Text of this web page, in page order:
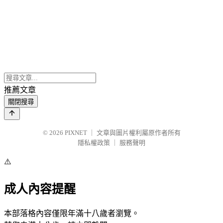
推薦文章
關閉搜尋
© 2026 PIXNET
文章與圖片權利屬原作者所有
隱私權政策
服務聲明
⚠️
成人內容提醒
本部落格內容僅限年滿十八歲者瀏覽。